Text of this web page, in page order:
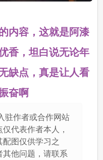
内容，这就是阿漆
香，坦白说无论年
缺点，真是让人看
奋啊
驻作者或合作网站
代表作者本人，
图仅供学习之
其他问题，请联系